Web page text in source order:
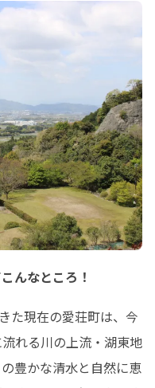
んなところ！
た現在の愛荘町は、今
れる川の上流・湖東地
豊かな清水と自然に恵